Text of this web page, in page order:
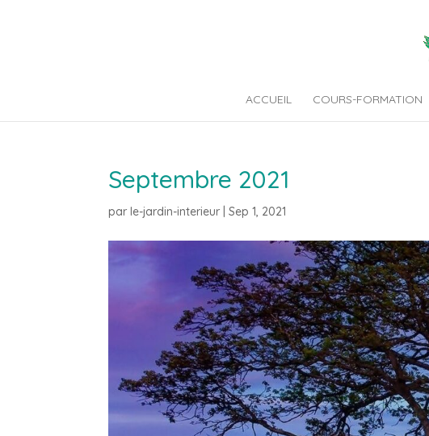
ACCUEIL COURS-FORMATION
Septembre 2021
parle-jardin-interieur |Sep 1, 2021